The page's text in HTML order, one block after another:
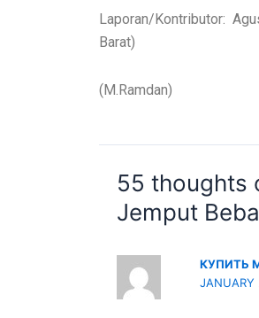
Laporan/Kontributor:
Barat)
(M.Ramdan)
55 thoughts
Jemput
КУПИТЬ
JANUARY